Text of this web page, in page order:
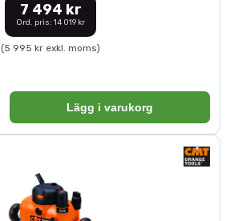
7 494 kr
Ord. pris: 14 019 kr
(5 995 kr exkl. moms)
Lägg i varukorg